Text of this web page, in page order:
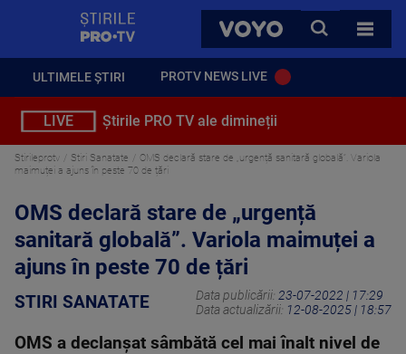
VOYO
CAUTA
TOATE
ULTIMELE ȘTIRI PROTV NEWS LIVE
LIVE Știrile PRO TV ale dimineții
Stirileprotv Stiri Sanatate
OMS declară stare de „urgență sanitară globală”. Variola
maimuței a ajuns în peste 70 de țări
OMS declară stare de „urgență
sanitară globală”. Variola maimuței a
ajuns în peste 70 de țări
STIRI SANATATE Data publicării: 23-07-2022 | 17:29
Data actualizării: 12-08-2025 | 18:57
OMS a declanşat sâmbătă cel mai înalt nivel de